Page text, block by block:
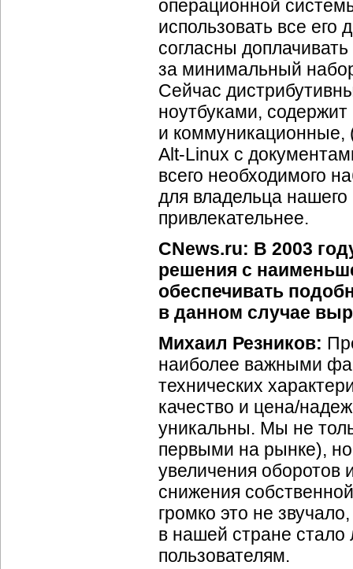
операционной
использовать все его
согласны
за минимальный
Сейчас
ноутбуками,
и коммуникационные,
Alt-Linux с
всего необходимого
для владельца
привлекательнее.
CNews.ru: В 2003
решения с
обеспечивать
в данном случае
Михаил Резников:
наиболее важными
технических
качество и цена/
уникальны. Мы не
первыми на рынке),
увеличения оборотов
снижения
громко это не
в нашей стране
пользователям.